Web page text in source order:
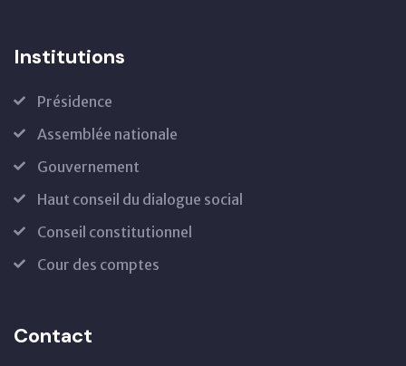
Institutions
Présidence
Assemblée nationale
Gouvernement
Haut conseil du dialogue social
Conseil constitutionnel
Cour des comptes
Contact